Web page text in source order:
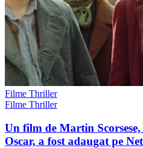
Filme Thriller
Filme Thriller
Un film de Martin
Oscar, a fost adaugat pe